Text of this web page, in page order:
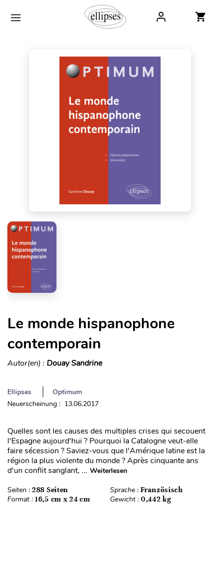
Le monde hispanophone
contemporain
Autor(en) : Douay Sandrine
Ellipses
Optimum
Neuerscheinung : 13.06.2017
Quelles sont les causes des multiples crises qui secouent
l'Espagne aujourd'hui ? Pourquoi la Catalogne veut-elle
faire sécession ? Saviez-vous que l'Amérique latine est la
région la plus violente du monde ? Après cinquante ans
d'un conflit sanglant, ... Weiterlesen
Seiten : 288 Seiten Sprache : Französisch
Format : 16,5 cm x 24 cm Gewicht : 0,442 kg